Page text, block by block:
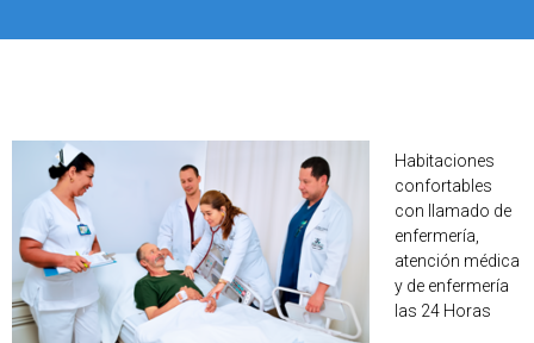
Habitaciones
confortables
con llamado de
enfermería,
atención médica
y de enfermería
las 24 Horas